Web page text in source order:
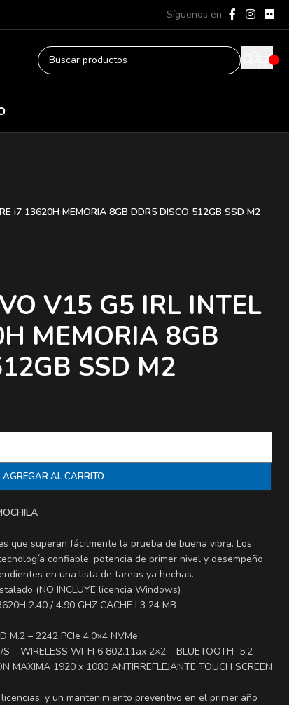
Síguenos en:
i7 13620H MEMORIA 8GB DDR5 DISCO 512GB SSD M2
V15 G5 IRL INTEL
MEMORIA 8GB
SSD M2
AGREGAR AL CARRITO
que superan fácilmente la prueba de buena vibra. Los
confiable, potencia de primer nivel y desempeño
en una lista de tareas ya hechas.
(NO INCLUYE licencia Windows)
2.40 / 4.90 GHZ CACHE L3 24 MB
M.2 – 2242 PCIe 4.0×4 NVMe
– WIRELESS WI-FI 6 802.11ax 2×2 – BLUETOOTH 5.2
MAXIMA 1920 x 1080 ANTIRREFLEJANTE TOUCH SCREEN
y un mantenimiento preventivo en el primer año